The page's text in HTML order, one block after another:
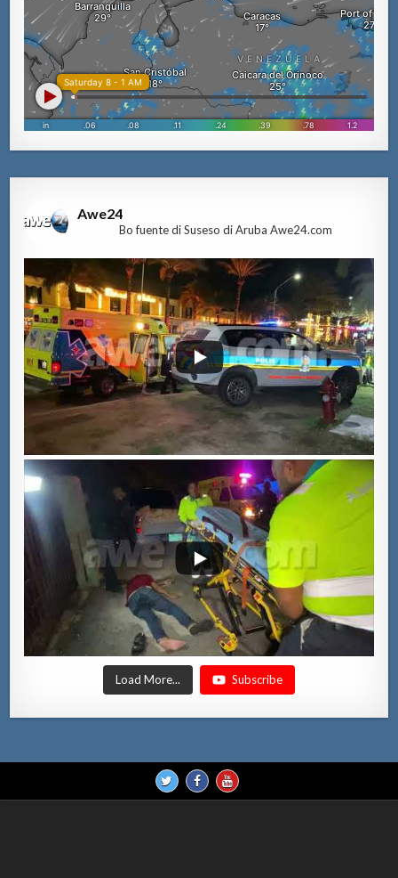
Awe24
Bo fuente di Suseso di Aruba Awe24.com
Load More... Subscribe